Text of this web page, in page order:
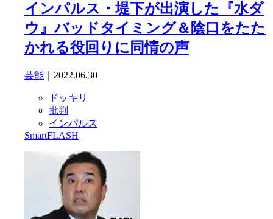
インパルス・堤下が出演した『水ダ
ウ』バッドタイミング＆陰口をたた
かれる役回りに同情の声
芸能 ｜2022.06.30
ドッキリ
批判
インパルス
SmartFLASH